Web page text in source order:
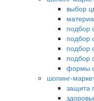
выбор
подбор
подбор
подбор
подбор
формы
шопинг-
защита